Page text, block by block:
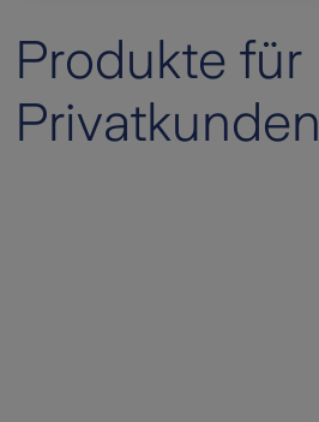
Produkte für
Privatkunden